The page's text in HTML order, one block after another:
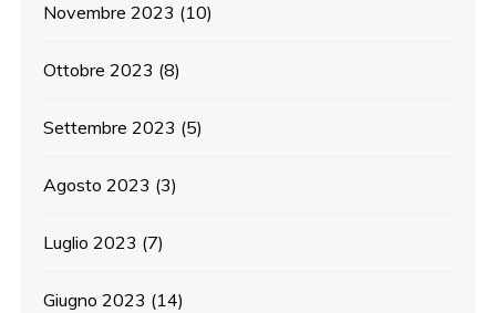
Novembre 2023 (10)
Ottobre 2023 (8)
Settembre 2023 (5)
Agosto 2023 (3)
Luglio 2023 (7)
Giugno 2023 (14)